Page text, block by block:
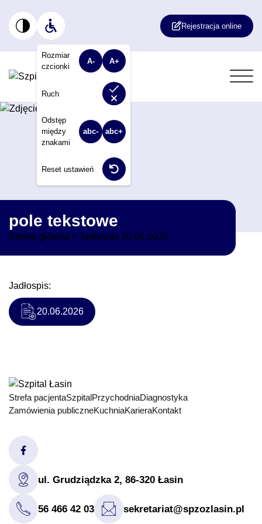
Rozmiar
czcionki
A- A+
Ruch Włącz lub wyłącz animacje na stronie.
Odstęp
między
znakami
abc- abc+
Reset ustawień
Rejestracja online
pole tekstowe
Strona główna > Jadłospis 20.06.2026
Jadłospis:
20.06.2026
Strefa pacjentaSzpitalPrzychodniaDiagnostyka
Zamówienia publiczneKuchniaKarieraKontakt
ul. Grudziądzka 2, 86-320 Łasin
56 466 42 03 sekretariat@spzozlasin.pl